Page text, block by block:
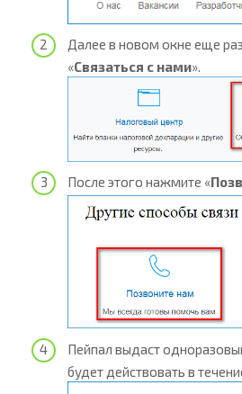
Далее в новом окне еще
«Связаться с нами».
После этого нажмите «
Пейпал выдаст
будет действовать в